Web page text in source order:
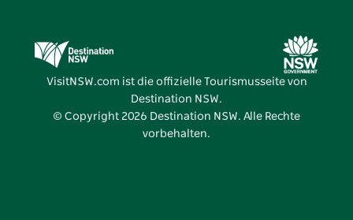
Destination NSW Medienzentrum
Vivid Sydney
VisitNSW.com ist die offizielle Tourismusseite von
Destination NSW.
© Copyright 2026 Destination NSW. Alle Rechte
vorbehalten.